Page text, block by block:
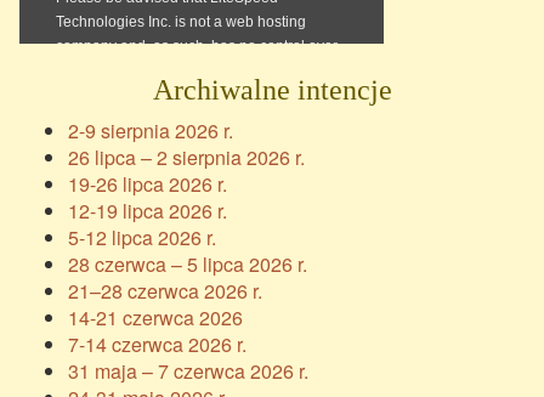
Archiwalne intencje
2-9 sierpnia 2026 r.
26 lipca – 2 sierpnia 2026 r.
19-26 lipca 2026 r.
12-19 lipca 2026 r.
5-12 lipca 2026 r.
28 czerwca – 5 lipca 2026 r.
21–28 czerwca 2026 r.
14-21 czerwca 2026
7-14 czerwca 2026 r.
31 maja – 7 czerwca 2026 r.